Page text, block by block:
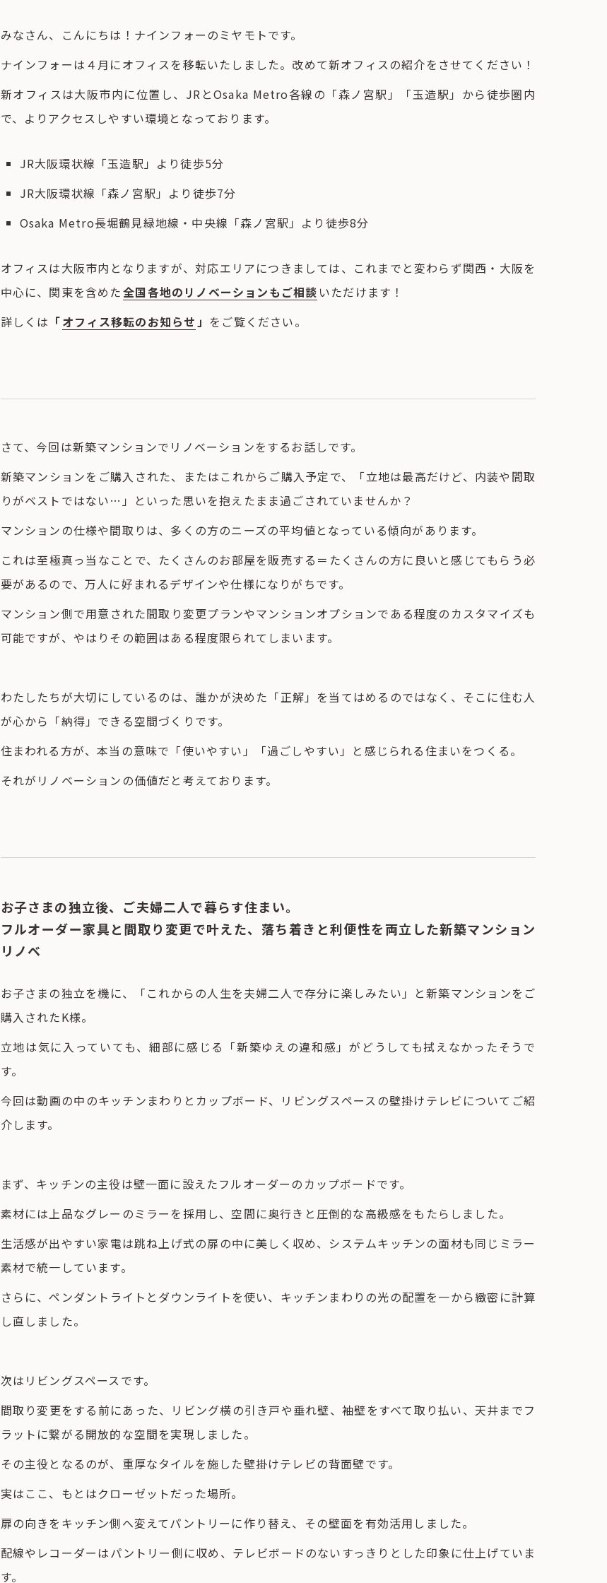
みなさん、こんにちは！ナインフォーのミヤモトです。
ナインフォーは４月にオフィスを移転いたしました。改めて新オフィスの紹介をさせてください！
新オフィスは大阪市内に位置し、JRとOsaka Metro各線の「森ノ宮駅」「玉造駅」から徒歩圏内
で、よりアクセスしやすい環境となっております。
JR大阪環状線「玉造駅」より徒歩5分
JR大阪環状線「森ノ宮駅」より徒歩7分
Osaka Metro長堀鶴見緑地線・中央線「森ノ宮駅」より徒歩8分
オフィスは大阪市内となりますが、対応エリアにつきましては、これまでと変わらず関西・大阪を
中心に、関東を含めた全国各地のリノベーションもご相談 いただけます！
詳しくは 「オフィス移転のお知らせ」 をご覧ください。
さて、今回は新築マンションでリノベーションをするお話しです。
新築マンションをご購入された、またはこれからご購入予定で、「立地は最高だけど、内装や間取
りがベストではない…」といった思いを抱えたまま過ごされていませんか？
マンションの仕様や間取りは、多くの方のニーズの平均値となっている傾向があります。
これは至極真っ当なことで、たくさんのお部屋を販売する＝たくさんの方に良いと感じてもらう必
要があるので、万人に好まれるデザインや仕様になりがちです。
マンション側で用意された間取り変更プランやマンションオプションである程度のカスタマイズも
可能ですが、やはりその範囲はある程度限られてしまいます。
わたしたちが大切にしているのは、誰かが決めた「正解」を当てはめるのではなく、そこに住む人
が心から「納得」できる空間づくりです。
住まわれる方が、本当の意味で「使いやすい」「過ごしやすい」と感じられる住まいをつくる。
それがリノベーションの価値だと考えております。
お子さまの独立後、ご夫婦二人で暮らす住まい。
フルオーダー家具と間取り変更で叶えた、落ち着きと利便性を両立した新築マンション
リノベ
お子さまの独立を機に、「これからの人生を夫婦二人で存分に楽しみたい」と新築マンションをご
購入されたK様。
立地は気に入っていても、細部に感じる「新築ゆえの違和感」がどうしても拭えなかったそうで
す。
今回は動画の中のキッチンまわりとカップボード、リビングスペースの壁掛けテレビについてご紹
介します。
まず、キッチンの主役は壁一面に設えたフルオーダーのカップボードです。
素材には上品なグレーのミラーを採用し、空間に奥行きと圧倒的な高級感をもたらしました。
生活感が出やすい家電は跳ね上げ式の扉の中に美しく収め、システムキッチンの面材も同じミラー
素材で統一しています。
さらに、ペンダントライトとダウンライトを使い、キッチンまわりの光の配置を一から緻密に計算
し直しました。
次はリビングスペースです。
間取り変更をする前にあった、リビング横の引き戸や垂れ壁、袖壁をすべて取り払い、天井までフ
ラットに繋がる開放的な空間を実現しました。
その主役となるのが、重厚なタイルを施した壁掛けテレビの背面壁です。
実はここ、もとはクローゼットだった場所。
扉の向きをキッチン側へ変えてパントリーに作り替え、その壁面を有効活用しました。
配線やレコーダーはパントリー側に収め、テレビボードのないすっきりとした印象に仕上げていま
す。